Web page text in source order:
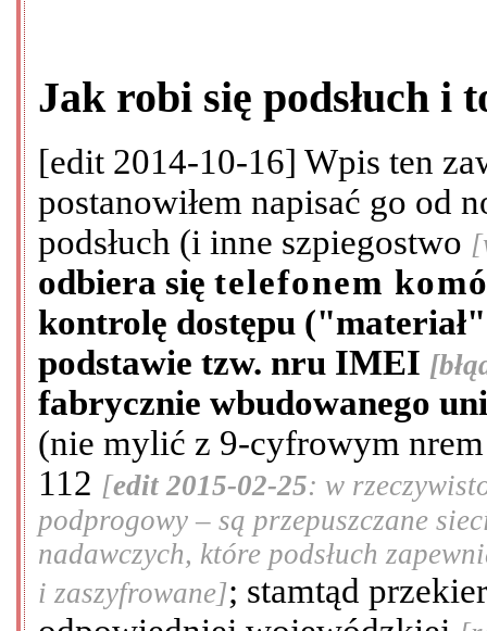
Jak robi się podsłuch i
[edit 2014-10-16] Wpis ten
postanowiłem napisać go od
podsłuch (i inne szpiegostwo
odbiera się telefonem
kontrolę dostępu
podstawie tzw. nru IMEI
fabrycznie wbudowanego
(nie mylić z 9-cyfrowym
112 [edit 2015-02-25: w
podprogowy – są przepuszczane
nadawczych, które podsłuch
i zaszyfrowane]; stamtąd